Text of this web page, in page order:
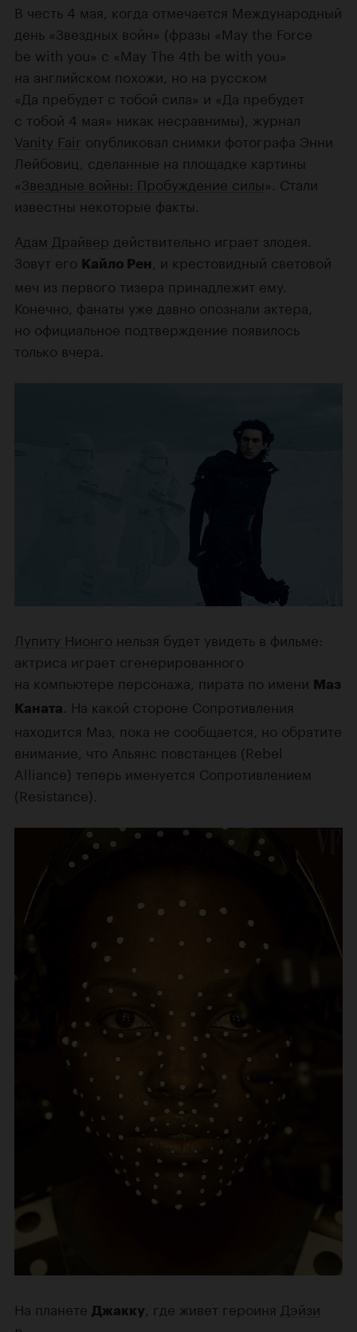
В честь 4 мая, когда отмечается Международный
день «Звездных войн» (фразы «May the Force
be with you» с «May The 4th be with you»
на английском похожи, но на русском
«Да пребудет с тобой сила» и «Да пребудет
с тобой 4 мая» никак несравнимы), журнал
Vanity Fair опубликовал снимки фотографа Энни
Лейбовиц, сделанные на площадке картины
«Звездные войны: Пробуждение силы». Стали
известны некоторые факты.
Адам Драйвер действительно играет злодея.
Зовут его Кайло Рен
, и крестовидный световой
меч из первого тизера принадлежит ему.
Конечно, фанаты уже давно опознали актера,
но официальное подтверждение появилось
только вчера.
Лупиту Нионго нельзя будет увидеть в фильме:
актриса играет сгенерированного
на компьютере персонажа, пирата по имени Маз
Каната
. На какой стороне Сопротивления
находится Маз, пока не сообщается, но обратите
внимание, что Альянс повстанцев (Rebel
Alliance) теперь именуется Сопротивлением
(Resistance).
На планете Джакку, где живет героиня Дэйзи